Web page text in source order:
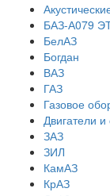
БАЗ-А079
БелАЗ
Богдан
ВАЗ
ГАЗ
Газовое
Двигатели
ЗАЗ
ЗИЛ
КамАЗ
КрАЗ